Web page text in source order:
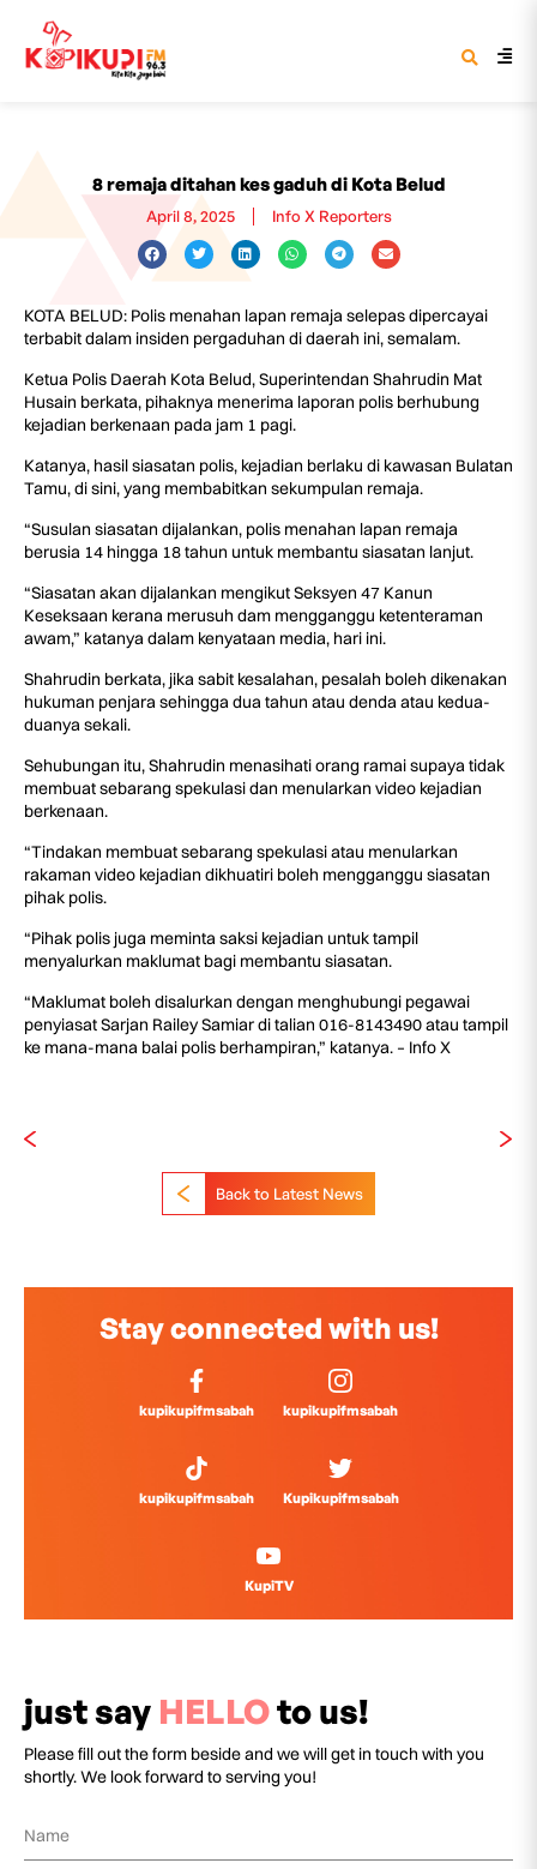
8 remaja ditahan kes gaduh di Kota Belud
April 8, 2025 Info X Reporters
KOTA BELUD: Polis menahan lapan remaja selepas dipercayai
terbabit dalam insiden pergaduhan di daerah ini, semalam.
Ketua Polis Daerah Kota Belud, Superintendan Shahrudin Mat
Husain berkata, pihaknya menerima laporan polis berhubung
kejadian berkenaan pada jam 1 pagi.
Katanya, hasil siasatan polis, kejadian berlaku di kawasan Bulatan
Tamu, di sini, yang membabitkan sekumpulan remaja.
“Susulan siasatan dijalankan, polis menahan lapan remaja
berusia 14 hingga 18 tahun untuk membantu siasatan lanjut.
“Siasatan akan dijalankan mengikut Seksyen 47 Kanun
Keseksaan kerana merusuh dam mengganggu ketenteraman
awam,” katanya dalam kenyataan media, hari ini.
Shahrudin berkata, jika sabit kesalahan, pesalah boleh dikenakan
hukuman penjara sehingga dua tahun atau denda atau kedua-
duanya sekali.
Sehubungan itu, Shahrudin menasihati orang ramai supaya tidak
membuat sebarang spekulasi dan menularkan video kejadian
berkenaan.
“Tindakan membuat sebarang spekulasi atau menularkan
rakaman video kejadian dikhuatiri boleh mengganggu siasatan
pihak polis.
“Pihak polis juga meminta saksi kejadian untuk tampil
menyalurkan maklumat bagi membantu siasatan.
“Maklumat boleh disalurkan dengan menghubungi pegawai
penyiasat Sarjan Railey Samiar di talian 016-8143490 atau tampil
ke mana-mana balai polis berhampiran,” katanya. – Info X
Back to Latest News
Stay connected with us!
kupikupifmsabah kupikupifmsabah
kupikupifmsabah Kupikupifmsabah
KupiTV
just say HELLOto us!
Please fill out the form beside and we will get in touch with you
shortly. We look forward to serving you!